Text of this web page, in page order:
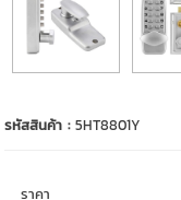
รหัสสินค้า :5HT8801Y
ราคา